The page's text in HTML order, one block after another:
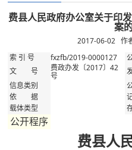
费县人民政府办公室关于印
案
2017-06-02 作
索 引 号 fxzfb/2019-0000127
文 号
费政办发〔2017〕42
号
信息类别
依 据
载体类型
公开程序
费县人